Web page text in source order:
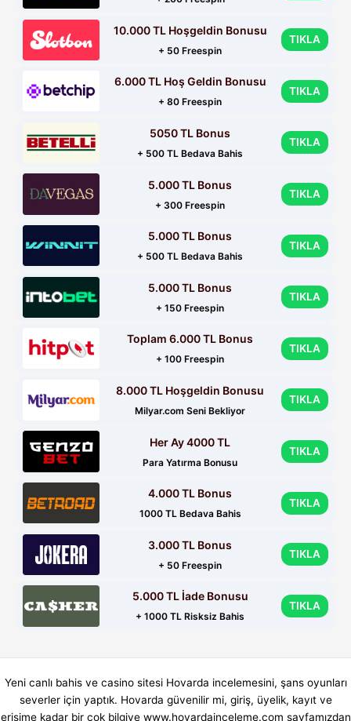
10.000 TL Hoşgeldin Bonusu
+ 50 Freespin
TIKLA
6.000 TL Hoş Geldin Bonusu
+ 80 Freespin
TIKLA
5050 TL Bonus
+ 500 TL Bedava Bahis
TIKLA
5.000 TL Bonus
+ 300 Freespin
TIKLA
5.000 TL Bonus
+ 500 TL Bedava Bahis
TIKLA
5.000 TL Bonus
+ 150 Freespin
TIKLA
Toplam 6.000 TL Bonus
+ 100 Freespin
TIKLA
8.000 TL Hoşgeldin Bonusu
Milyar.com Seni Bekliyor
TIKLA
Her Ay 4000 TL
Para Yatırma Bonusu
TIKLA
4.000 TL Bonus
1000 TL Bedava Bahis
TIKLA
3.000 TL Bonus
+ 50 Freespin
TIKLA
5.000 TL İade Bonusu
+ 1000 TL Risksiz Bahis
TIKLA
Yeni canlı bahis ve casino sitesi Hovarda incelemesini, şans oyunları
severler için yaptık. Hovarda güvenilir mi, giriş, üyelik, kayıt ve
erişime kadar bir çok bilgiye www.hovardainceleme.com sayfamızdan